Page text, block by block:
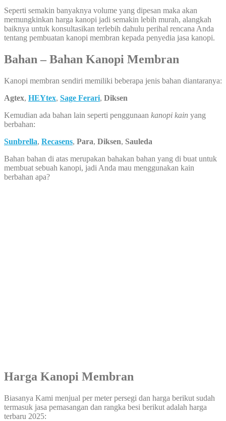
Seperti semakin banyaknya volume yang dipesan maka akan
memungkinkan harga kanopi jadi semakin lebih murah, alangkah
baiknya untuk konsultasikan terlebih dahulu perihal rencana Anda
tentang pembuatan kanopi membran kepada penyedia jasa kanopi.
Bahan – Bahan Kanopi Membran
Kanopi membran sendiri memiliki beberapa jenis bahan diantaranya:
Agtex, HEYtex, Sage Ferari, Diksen
Kemudian ada bahan lain seperti penggunaan kanopi kain yang
berbahan:
Sunbrella, Recasens, Para, Diksen, Sauleda
Bahan bahan di atas merupakan bahakan bahan yang di buat untuk
membuat sebuah kanopi, jadi Anda mau menggunakan kain
berbahan apa?
Harga Kanopi Membran
Biasanya Kami menjual per meter persegi dan harga berikut sudah
termasuk jasa pemasangan dan rangka besi berikut adalah harga
terbaru 2025: